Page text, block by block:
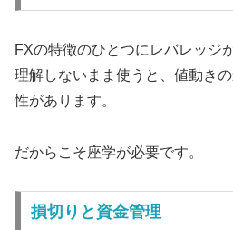
FXの特徴のひとつにレバレッジ
理解しないまま使うと、値動き
性があります。
だからこそ座学が必要です。
損切りと資金管理